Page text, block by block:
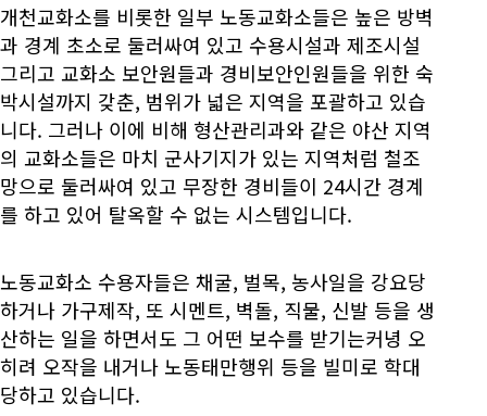
개천교화소를 비롯한 일부 노동교화소들은 높은 방벽
과 경계 초소로 둘러싸여 있고 수용시설과 제조시설
그리고 교화소 보안원들과 경비보안인원들을 위한 숙
박시설까지 갖춘, 범위가 넓은 지역을 포괄하고 있습
니다. 그러나 이에 비해 형산관리과와 같은 야산 지역
의 교화소들은 마치 군사기지가 있는 지역처럼 철조
망으로 둘러싸여 있고 무장한 경비들이 24시간 경계
를 하고 있어 탈옥할 수 없는 시스템입니다.
노동교화소 수용자들은 채굴, 벌목, 농사일을 강요당
하거나 가구제작, 또 시멘트, 벽돌, 직물, 신발 등을 생
산하는 일을 하면서도 그 어떤 보수를 받기는커녕 오
히려 오작을 내거나 노동태만행위 등을 빌미로 학대
당하고 있습니다.